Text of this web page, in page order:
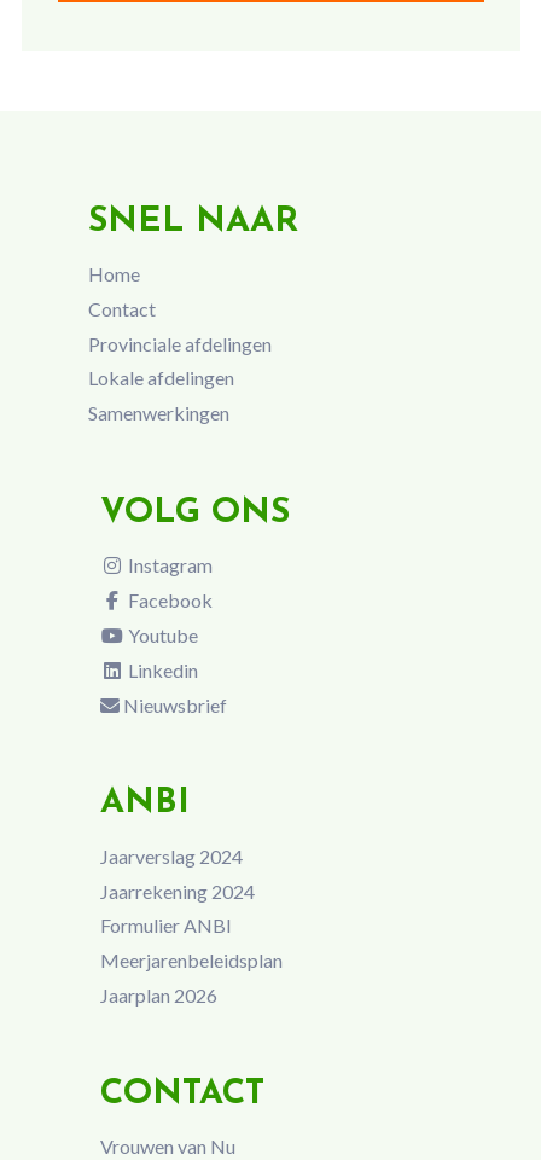
SNEL NAAR
Home
Contact
Provinciale afdelingen
Lokale afdelingen
Samenwerkingen
VOLG ONS
Instagram
Facebook
Youtube
Linkedin
Nieuwsbrief
ANBI
Jaarverslag 2024
Jaarrekening 2024
Formulier ANBI
Meerjarenbeleidsplan
Jaarplan 2026
CONTACT
Vrouwen van Nu